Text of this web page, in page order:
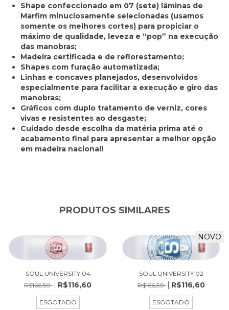
Shape confeccionado em 07 (sete) lâminas de
Marfim minuciosamente selecionadas (usamos
somente os melhores cortes) para propiciar o
máximo de qualidade, leveza e “pop” na execução
das manobras;
Madeira certificada e de reflorestamento;
Shapes com furação automatizada;
Linhas e concaves planejados, desenvolvidos
especialmente para facilitar a execução e giro das
manobras;
Gráficos com duplo tratamento de verniz, cores
vivas e resistentes ao desgaste;
Cuidado desde escolha da matéria prima até o
acabamento final para apresentar a melhor opção
em madeira nacional!
PRODUTOS SIMILARES
SOUL UNIVERSITY 04
R$166,50
R$116,60
ESGOTADO
NOVO
SOUL UNIVERSITY 02
R$166,50
R$116,60
ESGOTADO